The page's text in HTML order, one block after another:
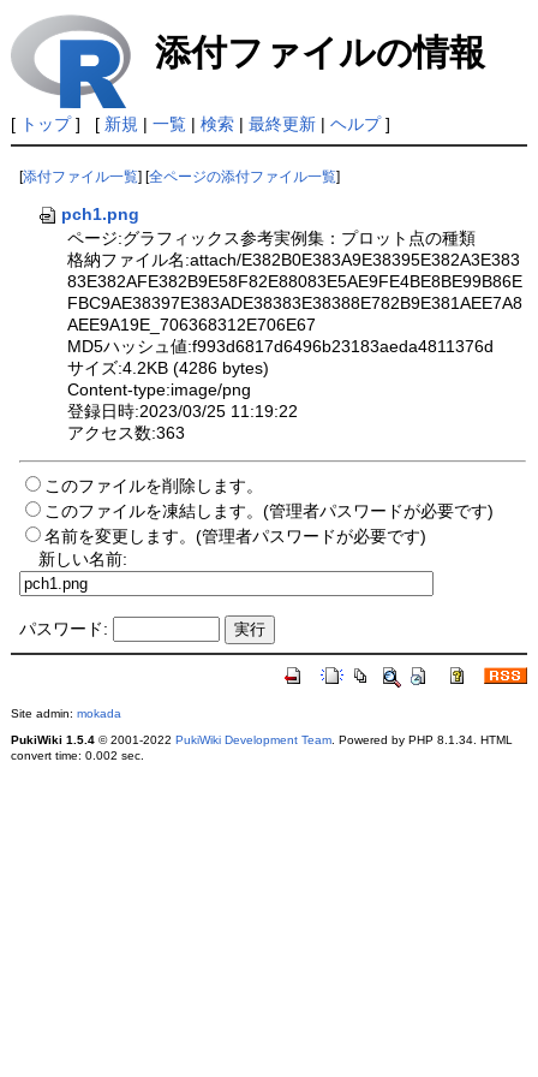
添付ファイルの情報
[ トップ] [ 新規 | 一覧| 検索| 最終更新| ヘルプ]
[添付ファイル一覧 ] [全ページの添付ファイル一覧
pch1.png
ページ:グラフィックス参考実例集：プロット点の種類
格納ファイル名:attach/E382B0E383A9E38395E382A3E383
83E382AFE382B9E58F82E88083E5AE9FE4BE8BE99B86E
FBC9AE38397E383ADE38383E38388E782B9E381AEE7A8
AEE9A19E_706368312E706E67
MD5ハッシュ値:f993d6817d6496b23183aeda4811376d
サイズ:4.2KB (4286 bytes)
Content-type:image/png
登録日時:2023/03/25 11:19:22
アクセス数:363
このファイルを削除します。
このファイルを凍結します。(管理者パスワードが必要です)
名前を変更します。(管理者パスワードが必要です)
新しい名前:
パスワード:
Site admin: mokada
PukiWiki 1.5.4© 2001-2022 PukiWiki Development Team. Powered by PHP 8.1.34. HTML
convert time: 0.002 sec.